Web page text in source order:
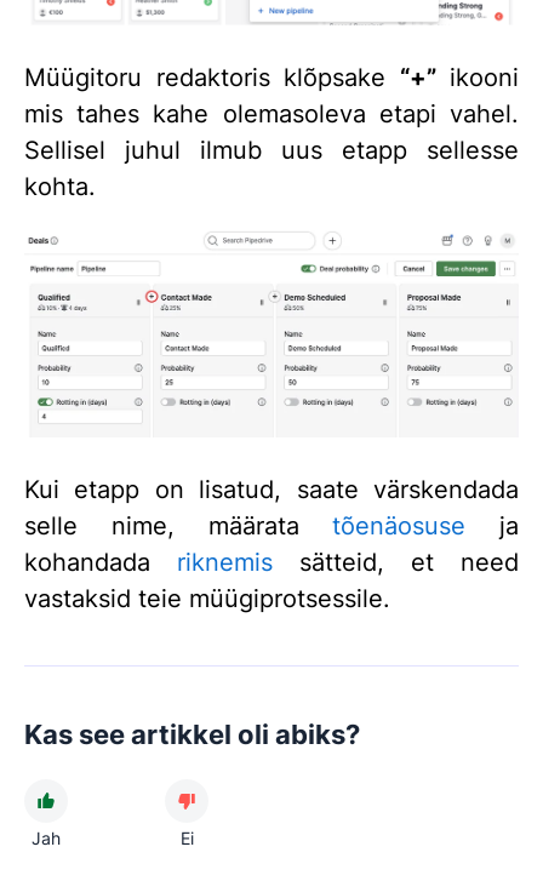
Müügitoru redaktoris klõpsake “+”ikooni
mis tahes kahe olemasoleva etapi vahel.
Sellisel juhul ilmub uus etapp sellesse
kohta.
Kui etapp on lisatud, saate värskendada
selle nime, määratatõenäosuse ja
kohandada riknemis sätteid, et need
vastaksid teie müügiprotsessile.
Kas see artikkel oli abiks?
Jah Ei